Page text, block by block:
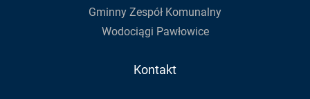
Gminny Zespół Komunalny
Wodociągi Pawłowice
Kontakt